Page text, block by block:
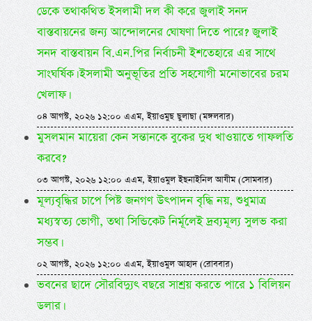
ডেকে তথাকথিত ইসলামী দল কী করে জুলাই সনদ
বাস্তবায়নের জন্য আন্দোলনের ঘোষণা দিতে পারে? জুলাই
সনদ বাস্তবায়ন বি.এন.পির নির্বাচনী ইশতেহারে এর সাথে
সাংঘর্ষিক। ইসলামী অনুভূতির প্রতি সহযোগী মনোভাবের চরম
খেলাফ।
০৪ আগস্ট, ২০২৬ ১২:০০ এএম, ইয়াওমুছ ছুলাছা (মঙ্গলবার)
মুসলমান মায়েরা কেন সন্তানকে বুকের দুধ খাওয়াতে গাফলতি
করবে?
০৩ আগস্ট, ২০২৬ ১২:০০ এএম, ইয়াওমুল ইছনাইনিল আযীম (সোমবার)
মূল্যবৃদ্ধির চাপে পিষ্ট জনগণ উৎপাদন বৃদ্ধি নয়, শুধুমাত্র
মধ্যস্বত্য ভোগী, তথা সিন্ডিকেট নির্মূলেই দ্রব্যমূল্য সুলভ করা
সম্ভব।
০২ আগস্ট, ২০২৬ ১২:০০ এএম, ইয়াওমুল আহাদ (রোববার)
ভবনের ছাদে সৌরবিদ্যুৎ বছরে সাশ্রয় করতে পারে ১ বিলিয়ন
ডলার।